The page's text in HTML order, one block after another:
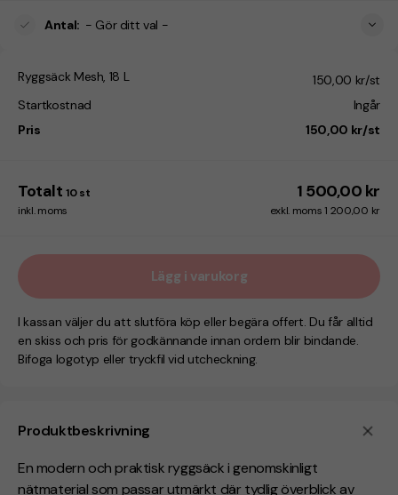
Produktbeskrivning
En modern och praktisk ryggsäck i genomskinligt
nätmaterial som passar utmärkt där tydlig överblick av
Antal: - Gör ditt val -
Ryggsäck Mesh, 18 L
150,00 kr/st
Startkostnad
Ingår
Pris
150,00 kr/st
Totalt 10 st 1 500,00 kr
inkl. moms exkl. moms 1 200,00 kr
Lägg i varukorg
I kassan väljer du att slutföra köp eller begära offert. Du får alltid
en skiss och pris för godkännande innan ordern blir bindande.
Bifoga logotyp eller tryckfil vid utcheckning.